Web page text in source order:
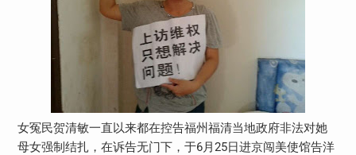
女冤民贺清敏一直以来都在控告福州福清当地政府非法对她
母女强制结扎，在诉告无门下，于6月25日进京闯美使馆告洋